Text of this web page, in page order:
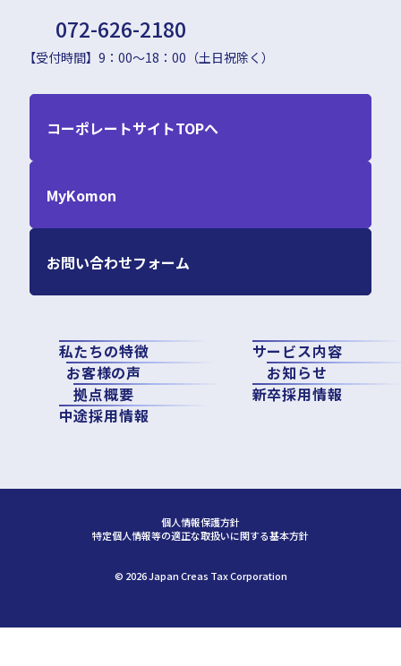
072-626-2180
【受付時間】9：00〜18：00（土日祝除く）
私たちの特徴
サービス内容
お客様の声
お知らせ
拠点概要
新卒採用情報
中途採用情報
コーポレートサイトTOPへ
MyKomon
お問い合わせフォーム
個人情報保護方針
特定個人情報等の適正な取扱いに関する基本方針
©︎ 2026 Japan Creas Tax Corporation